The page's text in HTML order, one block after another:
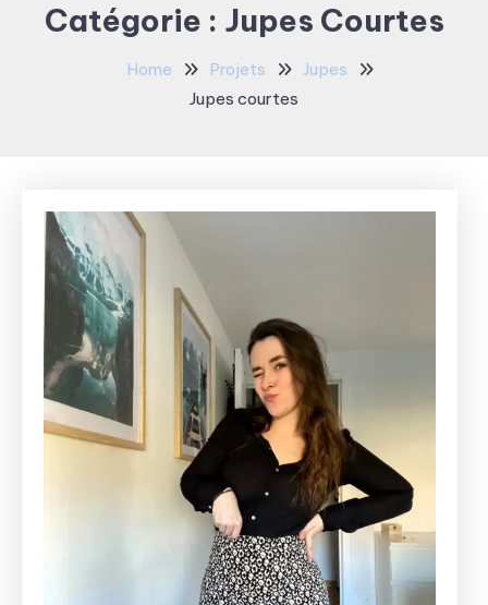
Catégorie : Jupes Courtes
Home Projets
Jupes
Jupes courtes